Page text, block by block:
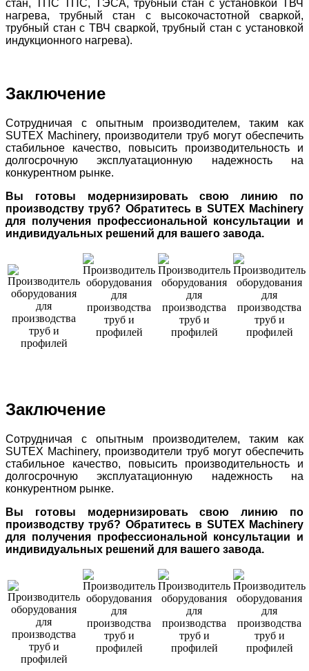
стан, ТПС ТПС, ТЭСА, трубный стан с установкой ТВЧ
нагрева, трубный стан с высокочастотной сваркой,
трубный стан с ТВЧ сваркой, трубный стан с установкой
индукционного нагрева).
Заключение
Сотрудничая с опытным производителем, таким как
SUTEX Machinery, производители труб могут обеспечить
стабильное качество, повысить производительность и
долгосрочную эксплуатационную надежность на
конкурентном рынке.
Вы готовы модернизировать свою линию по
производству труб? Обратитесь в SUTEX Machinery
для получения профессиональной консультации и
индивидуальных решений для вашего завода.
Заключение
Сотрудничая с опытным производителем, таким как
SUTEX Machinery, производители труб могут обеспечить
стабильное качество, повысить производительность и
долгосрочную эксплуатационную надежность на
конкурентном рынке.
Вы готовы модернизировать свою линию по
производству труб? Обратитесь в SUTEX Machinery
для получения профессиональной консультации и
индивидуальных решений для вашего завода.